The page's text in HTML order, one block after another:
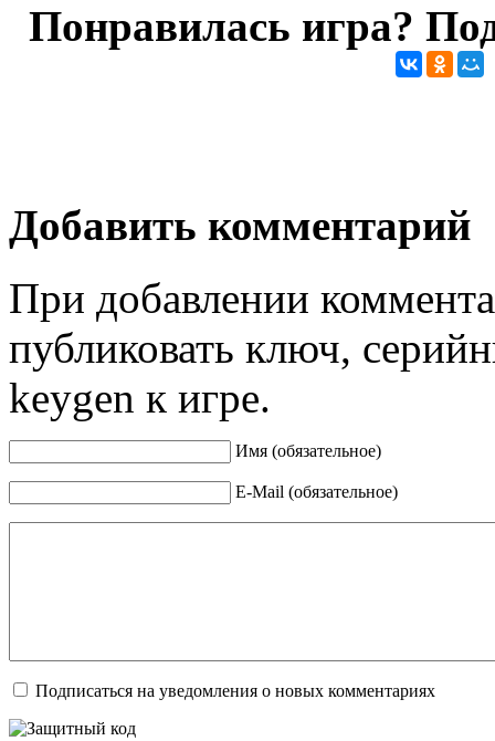
Понравилась игра?
Добавить комментарий
При добавлении
публиковать ключ,
keygen к игре.
Имя (обязательное)
E-Mail (обязательное)
Подписаться на уведомления о новых комментариях